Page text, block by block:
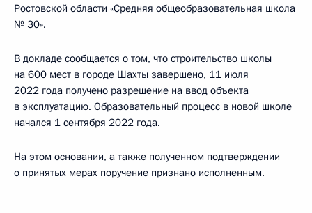
Ростовской области «Средняя общеобразовательная школа
№ 30».
В докладе сообщается о том, что строительство школы
на 600 мест в городе Шахты завершено, 11 июля
2022 года получено разрешение на ввод объекта
в эксплуатацию. Образовательный процесс в новой школе
начался 1 сентября 2022 года.
На этом основании, а также полученном подтверждении
о принятых мерах поручение признано исполненным.